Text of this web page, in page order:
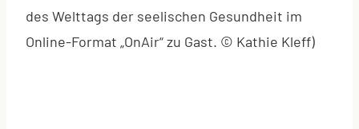
des Welttags der seelischen Gesundheit im
Online-Format „OnAir“ zu Gast. © Kathie Kleff)